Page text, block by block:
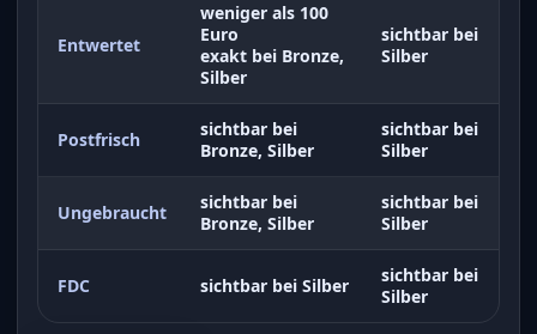
Entwertet
weniger als 100
Euro
exakt bei Bronze,
Silber
sichtbar bei
Silber
Postfrisch
sichtbar bei
Bronze, Silber
sichtbar bei
Silber
Ungebraucht
sichtbar bei
Bronze, Silber
sichtbar bei
Silber
FDC sichtbar bei Silber
sichtbar bei
Silber